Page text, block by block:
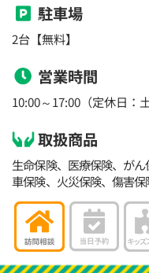
駐車場
2台【無料】
営業時間
10:00～17:00（定休日：
取扱商品
生命保険、医療保険、が
車保険、火災保険、傷害